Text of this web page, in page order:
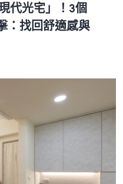
代光宅」！3個
：找回舒適感與